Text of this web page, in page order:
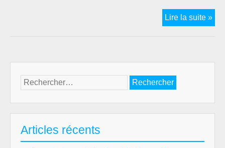
Lire la suite »
prix
faut
Rechercher :
Articles récents